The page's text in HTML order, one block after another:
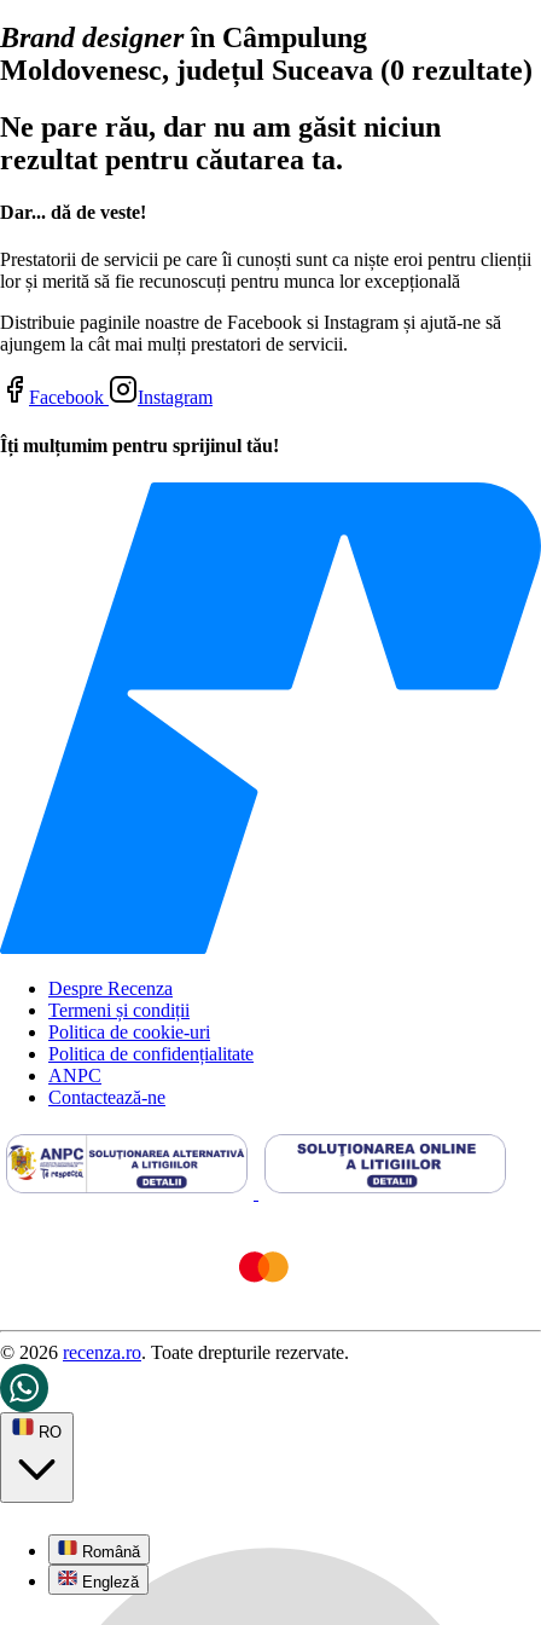
Brand designerîn Câmpulung
Moldovenesc, județul Suceava (0 rezultate)
Ne pare rău, dar nu am găsit niciun
rezultat pentru căutarea ta.
Dar... dă de veste!
Prestatorii de servicii pe care îi cunoști sunt ca niște eroi pentru clienții
lor și merită să fie recunoscuți pentru munca lor excepțională
Distribuie paginile noastre de Facebook si Instagram și ajută-ne să
ajungem la cât mai mulți prestatori de servicii.
Facebook Instagram
Îți mulțumim pentru sprijinul tău!
Despre Recenza
Termeni și condiții
Politica de cookie-uri
Politica de confidențialitate
ANPC
Contactează-ne
© 2026 recenza.ro. Toate drepturile rezervate.
RO
Română
Engleză